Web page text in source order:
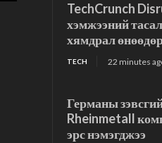
TechCrunch
хэмжээний
хямдрал
TECH 22 minutes
Германы
Rheinmetall
эрс нэмэгджээ